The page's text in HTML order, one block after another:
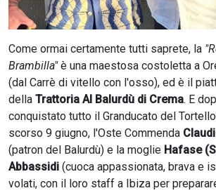
Come ormai certamente tutti saprete, la
Brambilla"è una maestosa costoletta a
(dal Carrè di vitello con l'osso), ed è il
della Trattoria Al Balurdù di Crema. E
conquistato tutto il Granducato del
scorso 9 giugno, l'Oste Commenda
(patron del Balurdù) e la moglie Hafase
Abbassidi (cuoca appassionata, brava e
volati, con il loro staff a Ibiza per